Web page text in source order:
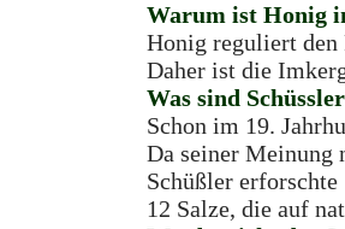
Warum ist Honig
Honig reguliert den
Daher ist die
Was sind
Schon im 19.
Da seiner Meinung
Schüßler erforschte
12 Salze, die auf